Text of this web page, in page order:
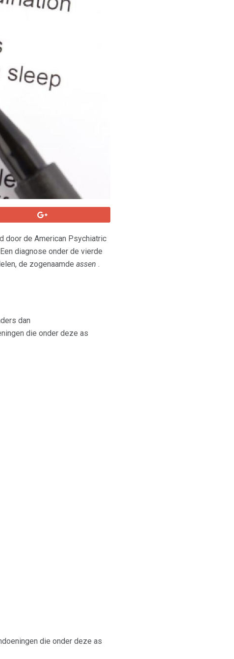
door de American Psychiatric
diagnose onder de vierde
de zogenaamde assen .
dan
die onder deze as
die onder deze as